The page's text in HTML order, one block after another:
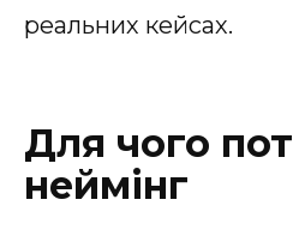
реальних кейсах.
Для чого
неймінг